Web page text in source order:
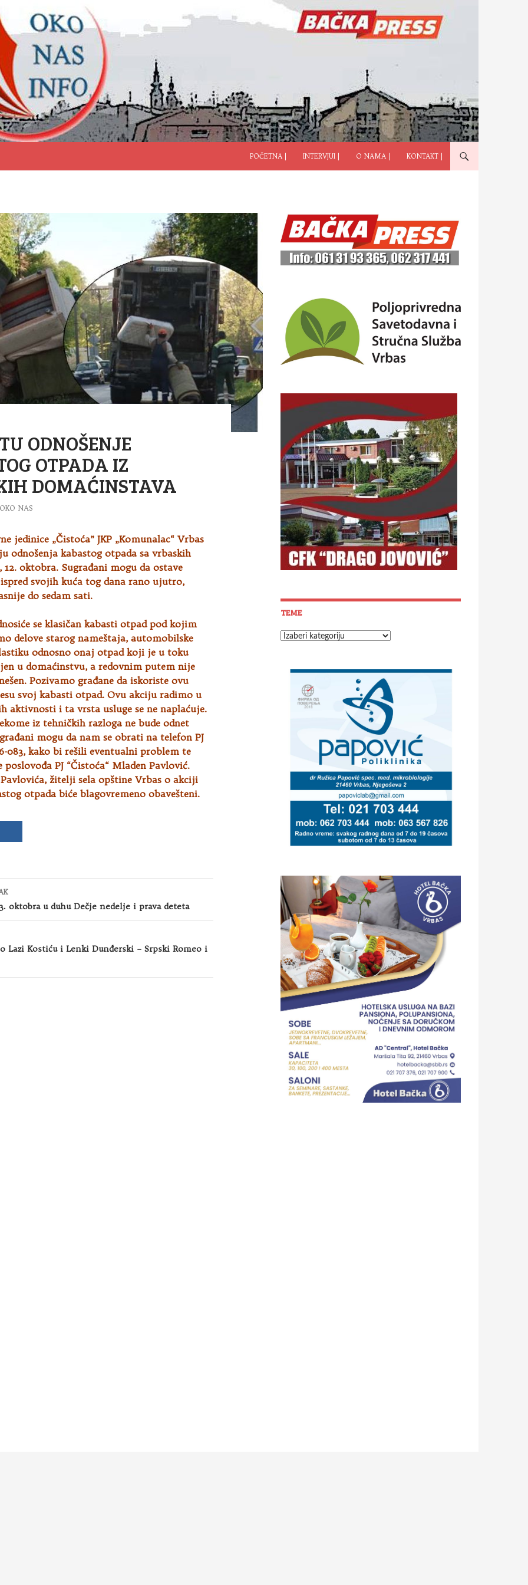
POČETNA |
INTERVJUI | O NAMA | KONTAKT |
ODNOŠENJE
OTPADA IZ
DOMAĆINSTAVA
OKO NAS
jedinice „Čistoća” JKP „Komunalac“ Vrbas
odnošenja kabastog otpada sa vrbaskih
, 12. oktobra. Sugrađani mogu da ostave
svojih kuća tog dana rano ujutro,
do sedam sati.
se klasičan kabasti otpad pod kojim
delove starog nameštaja, automobilske
odnosno onaj otpad koji je u toku
u domaćinstvu, a redovnim putem nije
Pozivamo građane da iskoriste ovu
svoj kabasti otpad. Ovu akciju radimo u
aktivnosti i ta vrsta usluge se ne naplaćuje.
iz tehničkih razloga ne bude odnet
mogu da nam se obrati na telefon PJ
083, kako bi rešili eventualni problem te
poslovođa PJ “Čistoća“ Mladen Pavlović.
žitelji sela opštine Vrbas o akciji
otpada biće blagovremeno obavešteni.
oktobra u duhu Dečje nedelje i prava deteta
Lazi Kostiću i Lenki Dunđerski – Srpski Romeo i
TEME
Teme